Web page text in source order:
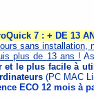
7 : + DE 13
sans installation,
plus de 13 ans !
et le plus facile à
(PC MAC
ECO 12 mois à